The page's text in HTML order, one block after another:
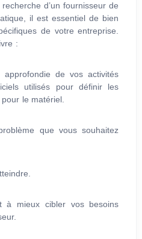
d’un fournisseur de
il est essentiel de bien
de votre entreprise.
:
approfondie de vos activités
utilisés pour définir les
le matériel.
que vous souhaitez
à mieux cibler vos besoins